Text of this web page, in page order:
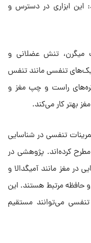
ابزاری در دسترس و
میگرن، تنش عضلانی و
تنفسی مانند تنفس
راست و چپ مغز و
بهتر کار می‌کند.
تنفسی در شناسایی
مطرح کرده‌اند. پژوهشی در
در مغز مانند آمیگدالا و
و حافظه مرتبط هستند. این
می‌توانند مستقیم